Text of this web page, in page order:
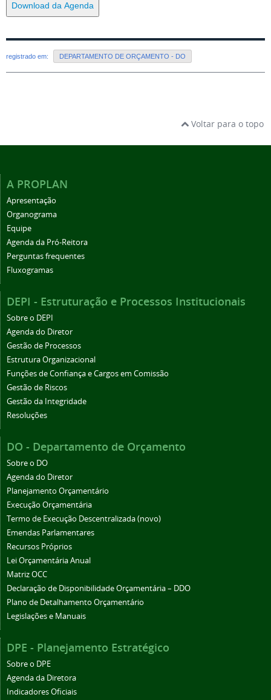
Download da Agenda
registrado em: DEPARTAMENTO DE ORÇAMENTO - DO
Voltar para o topo
A PROPLAN
Apresentação
Organograma
Equipe
Agenda da Pró-Reitora
Perguntas frequentes
Fluxogramas
DEPI - Estruturação e Processos Institucionais
Sobre o DEPI
Agenda do Diretor
Gestão de Processos
Estrutura Organizacional
Funções de Confiança e Cargos em Comissão
Gestão de Riscos
Gestão da Integridade
Resoluções
DO - Departamento de Orçamento
Sobre o DO
Agenda do Diretor
Planejamento Orçamentário
Execução Orçamentária
Termo de Execução Descentralizada (novo)
Emendas Parlamentares
Recursos Próprios
Lei Orçamentária Anual
Matriz OCC
Declaração de Disponibilidade Orçamentária – DDO
Plano de Detalhamento Orçamentário
Legislações e Manuais
DPE - Planejamento Estratégico
Sobre o DPE
Agenda da Diretora
Indicadores Oficiais